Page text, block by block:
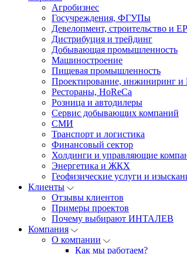
Агробизнес
Госучреждения, ФГУПы
Девелопмент, строительство и
Дистрибуция и трейдинг
Добывающая промышленность
Машиностроение
Пищевая промышленность
Проектирование, инжиниринг и
Рестораны, HoReCa
Розница и автодилеры
Сервис добывающих компаний
СМИ
Транспорт и логистика
Финансовый сектор
Холдинги и управляющие
Энергетика и ЖКХ
Геофизические услуги и
Клиенты
Отзывы клиентов
Примеры проектов
Почему выбирают ИНТАЛЕВ
Компания
О компании
Как мы работаем?